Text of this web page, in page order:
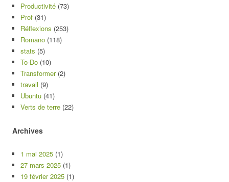
Productivité (73)
Prof (31)
Réflexions (253)
Romano (118)
stats (5)
To-Do (10)
Transformer(2)
travail (9)
Ubuntu (41)
Verts de terre (22)
Archives
1 mai 2025 (1)
27 mars 2025 (1)
19 février 2025 (1)